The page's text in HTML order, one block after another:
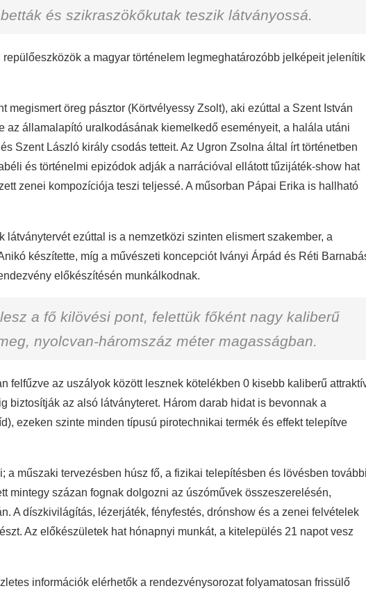
és szikraszökőkutak teszik látványossá.
a magyar történelem legmeghatározóbb jelképeit jelenítik
megismert öreg pásztor (Körtvélyessy Zsolt), aki ezúttal a Szent István
az államalapító uralkodásának kiemelkedő eseményeit, a halála utáni
Szent László király csodás tetteit. Az Ugron Zsolna által írt történetben
és történelmi epizódok adják a narrációval ellátott tűzijáték-show hat
zenei kompozíciója teszi teljessé. A műsorban Pápai Erika is hallható
ezúttal is a nemzetközi szinten elismert szakember, a
készítette, míg a művészeti koncepciót Iványi Árpád és Réti
előkészítésén munkálkodnak.
a fő kilövési pont, felettük főként nagy kaliberű
nyolcvan-háromszáz méter magasságban.
felfűzve az uszályok között lesznek kötelékben 0 kisebb kaliberű
biztosítják az alsó látványteret. Három darab hidat is bevonnak a
ezeken szinte minden típusú pirotechnikai termék és effekt telepítve
a műszaki tervezésben húsz fő, a fizikai telepítésben és lövésben további
mintegy százan fognak dolgozni az úszóművek összeszerelésén,
A díszkivilágítás, lézerjáték, fényfestés, drónshow és a zenei felvételek
Az előkészületek hat hónapnyi munkát, a kitelepülés 21 napot vesz
információk elérhetők a rendezvénysorozat folyamatosan frissülő